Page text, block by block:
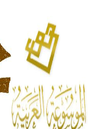
الحكم، الأدلة،
له الفضل بأنه
- هل تعلم أن
من مادة كربونات
أجود أنواعه،